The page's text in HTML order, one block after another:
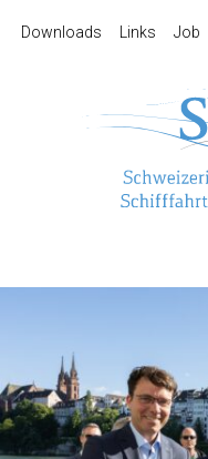
Downloads Links Job